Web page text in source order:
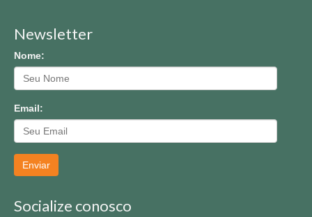
Newsletter
Nome:
Email:
Enviar
Socialize conosco